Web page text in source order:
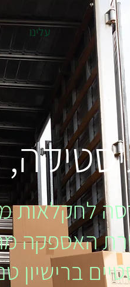
עלינו
לחקלאות
האספקה
ברישיון